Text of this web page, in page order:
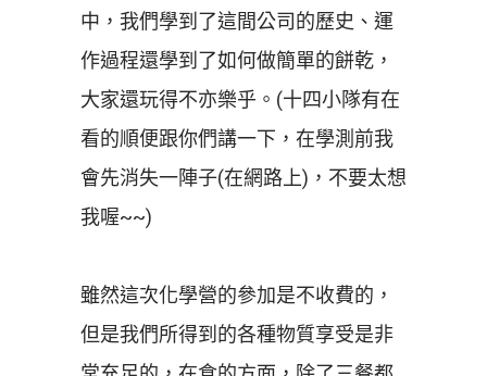
中，我們學到了這間公司的歷史、運
作過程還學到了如何做簡單的餅乾，
大家還玩得不亦樂乎。(十四小隊有在
看的順便跟你們講一下，在學測前我
會先消失一陣子(在網路上)，不要太想
我喔~~)
雖然這次化學營的參加是不收費的，
但是我們所得到的各種物質享受是非